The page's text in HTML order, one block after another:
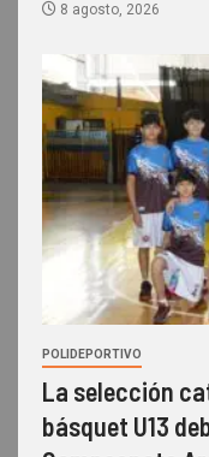
8 agosto, 2026
POLIDEPORTIVO
La selección
básquet U13